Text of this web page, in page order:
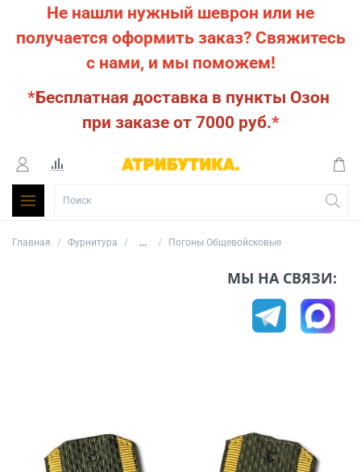
Не нашли нужный шеврон или не
получается оформить заказ? Свяжитесь
с нами, и мы поможем!
*Бесплатная доставка в пункты Озон
при заказе от 7000 руб.*
Главная Фурнитура ... Погоны Общевойсковые
МЫ НА СВЯЗИ: